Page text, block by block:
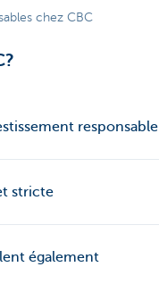
chez CBC
responsable
stricte
également